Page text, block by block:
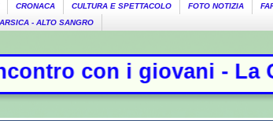
CRONACA CULTURA E SPETTACOLO FOTO NOTIZIA
- ALTO SANGRO
Camera nega